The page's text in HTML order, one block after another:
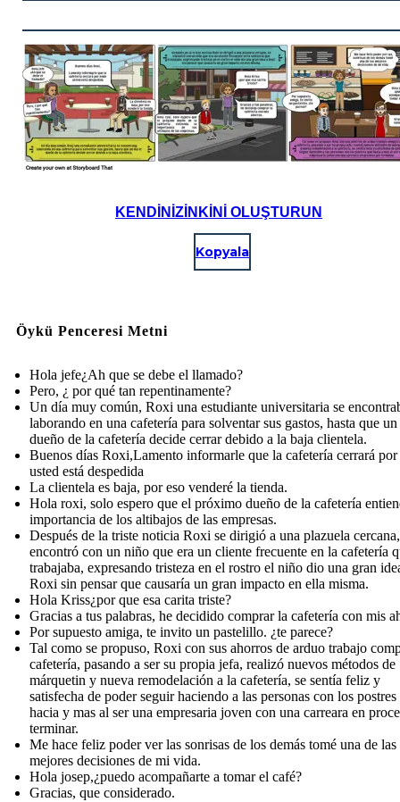
KENDINIZINKINI OLUŞTURUN
Kopyala
Öykü Penceresi Metni
Hola jefe¿Ah que se debe el llamado?
Pero, ¿ por qué tan repentinamente?
Un día muy común, Roxi una estudiante universitaria se
laborando en una cafetería para solventar sus gastos, hasta que
dueño de la cafetería decide cerrar debido a la baja clientela.
Buenos días Roxi,Lamento informarle que la cafetería cerrará por
usted está despedida
La clientela es baja, por eso venderé la tienda.
Hola roxi, solo espero que el próximo dueño de la cafetería
importancia de los altibajos de las empresas.
Después de la triste noticia Roxi se dirigió a una plazuela
encontró con un niño que era un cliente frecuente en la cafetería
trabajaba, expresando tristeza en el rostro el niño dio una gran
Roxi sin pensar que causaría un gran impacto en ella misma.
Hola Kriss¿por que esa carita triste?
Gracias a tus palabras, he decidido comprar la cafetería con mis
Por supuesto amiga, te invito un pastelillo. ¿te parece?
Tal como se propuso, Roxi con sus ahorros de arduo trabajo
cafetería, pasando a ser su propia jefa, realizó nuevos métodos de
márquetin y nueva remodelación a la cafetería, se sentía feliz y
satisfecha de poder seguir haciendo a las personas con los postres
hacia y mas al ser una empresaria joven con una carreara en
terminar.
Me hace feliz poder ver las sonrisas de los demás tomé una de las
mejores decisiones de mi vida.
Hola josep,¿puedo acompañarte a tomar el café?
Gracias, que considerado.